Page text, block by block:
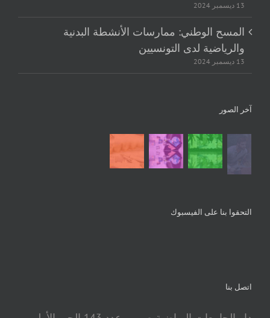
13 ديسمبر 2024
المسح الوطني: ممارسات الأنشطة البدنية
والرياضية لدى التونسيين
13 ديسمبر 2024
آخر الصور
التحقوا بنا على الفيسبوك
اتصل بنا